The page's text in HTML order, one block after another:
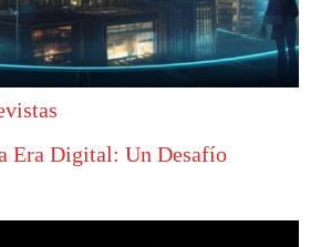
Era Digital: Un Desafío